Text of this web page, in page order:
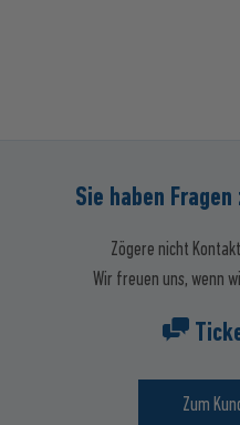
Sie haben
Zögere nicht
Wir freuen uns, wenn
Zum